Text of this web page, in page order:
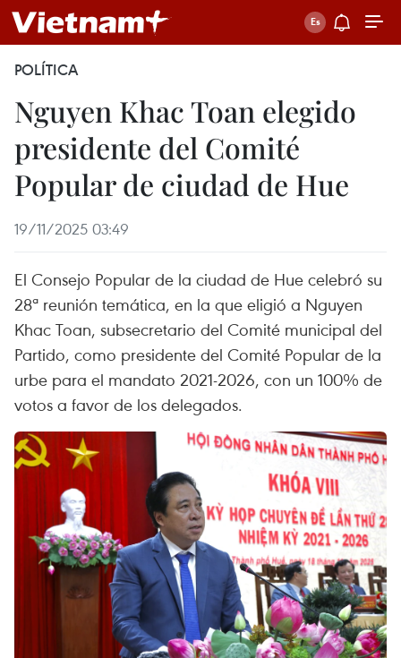
POLÍTICA
Nguyen Khac Toan elegido
presidente del Comité
Popular de ciudad de Hue
19/11/2025 03:49
El Consejo Popular de la ciudad de Hue celebró su
28ª reunión temática, en la que eligió a Nguyen
Khac Toan, subsecretario del Comité municipal del
Partido, como presidente del Comité Popular de la
urbe para el mandato 2021-2026, con un 100% de
votos a favor de los delegados.